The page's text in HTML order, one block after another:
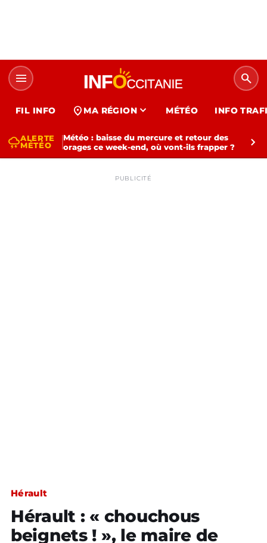
menu search
FIL INFO location_on MA RÉGION expand_more MÉTÉO INFO
thunderstormALERTE
MÉTÉO
Météo : baisse du mercure et retour des
orages ce week-end, où vont-ils frapper ?
chevron_right
PUBLICITÉ
Hérault
Hérault : « chouchous
beignets ! », le maire de